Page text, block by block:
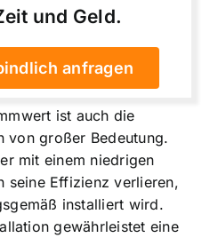
und Geld.
anfragen
ist auch die
von großer Bedeutung.
mit einem niedrigen
seine Effizienz verlieren,
installiert wird.
gewährleistet eine